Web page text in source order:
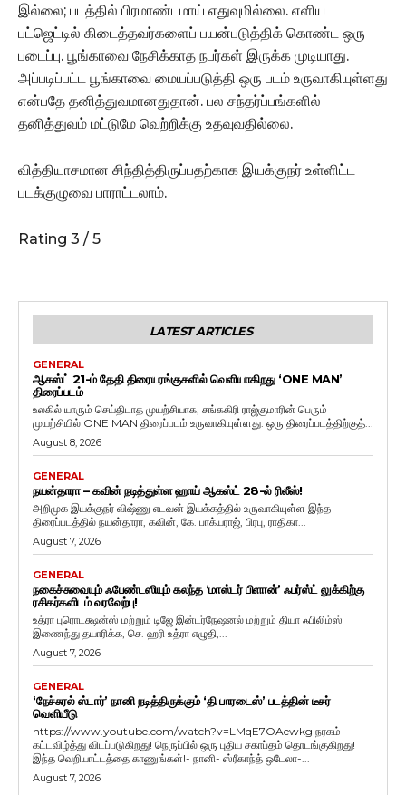
இல்லை; படத்தில் பிரமாண்டமாய் எதுவுமில்லை. எளிய
பட்ஜெட்டில் கிடைத்தவர்களைப் பயன்படுத்திக் கொண்ட ஒரு
படைப்பு. பூங்காவை நேசிக்காத நபர்கள் இருக்க முடியாது.
அப்படிப்பட்ட பூங்காவை மையப்படுத்தி ஒரு படம் உருவாகியுள்ளது
என்பதே தனித்துவமானதுதான். பல சந்தர்ப்பங்களில்
தனித்துவம் மட்டுமே வெற்றிக்கு உதவுவதில்லை.
வித்தியாசமான சிந்தித்திருப்பதற்காக இயக்குநர் உள்ளிட்ட
படக்குழுவை பாராட்டலாம்.
Rating 3 / 5
LATEST ARTICLES
GENERAL
ஆகஸ்ட் 21-ம் தேதி திரையரங்குகளில் வெளியாகிறது ‘ONE MAN’
திரைப்படம்
உலகில் யாரும் செய்திடாத முயற்சியாக, சங்ககிரி ராஜ்குமாரின் பெரும்
முயற்சியில் ONE MAN திரைப்படம் உருவாகியுள்ளது. ஒரு திரைப்படத்திற்குத்...
August 8, 2026
GENERAL
நயன்தாரா – கவின் நடித்துள்ள ஹாய் ஆகஸ்ட் 28-ல் ரிலீஸ்!
அறிமுக இயக்குநர் விஷ்ணு எடவன் இயக்கத்தில் உருவாகியுள்ள இந்த
திரைப்படத்தில் நயன்தாரா, கவின், கே. பாக்யராஜ், பிரபு, ராதிகா...
August 7, 2026
GENERAL
நகைச்சுவையும் ஃபேண்டஸியும் கலந்த ‘மாஸ்டர் பிளான்’ ஃபர்ஸ்ட் லுக்கிற்கு
ரசிகர்களிடம் வரவேற்பு!
உத்ரா புரொடக்ஷன்ஸ் மற்றும் டிஜே இன்டர்நேஷனல் மற்றும் தியா ஃபிலிம்ஸ்
இணைந்து தயாரிக்க, செ. ஹரி உத்ரா எழுதி,...
August 7, 2026
GENERAL
‘நேச்சுரல் ஸ்டார்’ நானி நடித்திருக்கும் ‘தி பாரடைஸ்’ படத்தின் டீசர்
வெளியீடு
https://www.youtube.com/watch?v=LMqE7OAewkg நரகம்
கட்டவிழ்த்து விடப்படுகிறது! நெருப்பில் ஒரு புதிய சகாப்தம் தொடங்குகிறது!
இந்த வெறியாட்டத்தை காணுங்கள்!- நானி- ஸ்ரீகாந்த் ஒடேலா-...
August 7, 2026